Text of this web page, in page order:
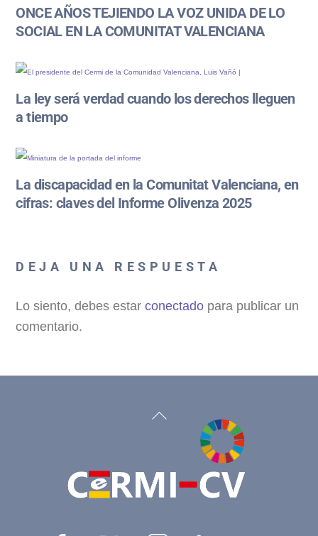
ONCE AÑOS TEJIENDO LA VOZ UNIDA DE LO
SOCIAL EN LA COMUNITAT VALENCIANA
La ley será verdad cuando los derechos lleguen
a tiempo
La discapacidad en la Comunitat Valenciana, en
cifras: claves del Informe Olivenza 2025
DEJA UNA RESPUESTA
Lo siento, debes estarconectado para publicar un
comentario.
Back